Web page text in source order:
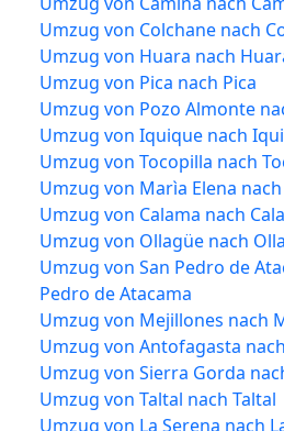
Umzug von Colchane nach
Umzug von Huara nach
Umzug von Pica nach Pica
Umzug von Pozo Almonte
Umzug von Iquique nach
Umzug von Tocopilla nach
Umzug von Marìa Elena
Umzug von Calama nach
Umzug von Ollagüe nach
Umzug von San Pedro de
Pedro de Atacama
Umzug von Mejillones nach
Umzug von Antofagasta
Umzug von Sierra Gorda
Umzug von Taltal nach Taltal
Umzug von La Serena nach